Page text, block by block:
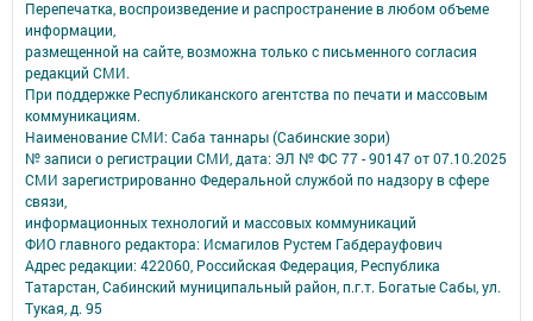
Перепечатка, воспроизведение и распространение в любом объеме
информации,
размещенной на сайте, возможна только с письменного согласия
редакций СМИ.
При поддержке Республиканского агентства по печати и массовым
коммуникациям.
Наименование СМИ: Саба таннары (Сабинские зори)
№ записи о регистрации СМИ, дата: ЭЛ № ФС 77 - 90147 от 07.10.2025
СМИ зарегистрированно Федеральной службой по надзору в сфере
связи,
информационных технологий и массовых коммуникаций
ФИО главного редактора: Исмагилов Рустем Габдерауфович
Адрес редакции: 422060, Российская Федерация, Республика
Татарстан, Сабинский муниципальный район, п.г.т. Богатые Сабы, ул.
Тукая, д. 95